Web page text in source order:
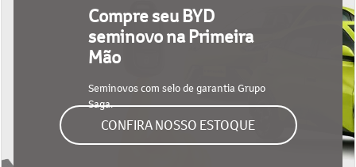
seminovo na Primeira
Mão
Seminovos com selo de garantia Grupo
CONFIRA NOSSO ESTOQUE